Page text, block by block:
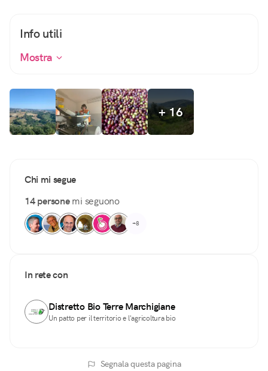
Info utili
Mostra
+ 16
Chi mi segue
14 personemi seguono
+8
In rete con
Distretto Bio Terre Marchigiane
Un patto per il territorio e l'agricoltura bio
Segnala questa pagina